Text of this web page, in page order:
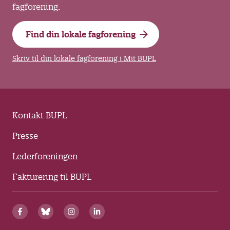
fagforening.
Find din lokale fagforening
Skriv til din lokale fagforening i Mit BUPL
Kontakt BUPL
Presse
Lederforeningen
Fakturering til BUPL